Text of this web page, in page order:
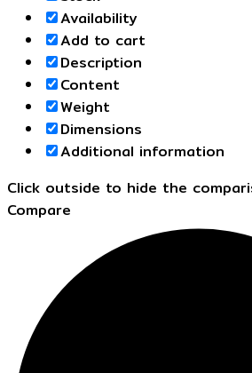
Availability
Add to cart
Description
Content
Weight
Dimensions
Additional information
Click outside to hide the
Compare